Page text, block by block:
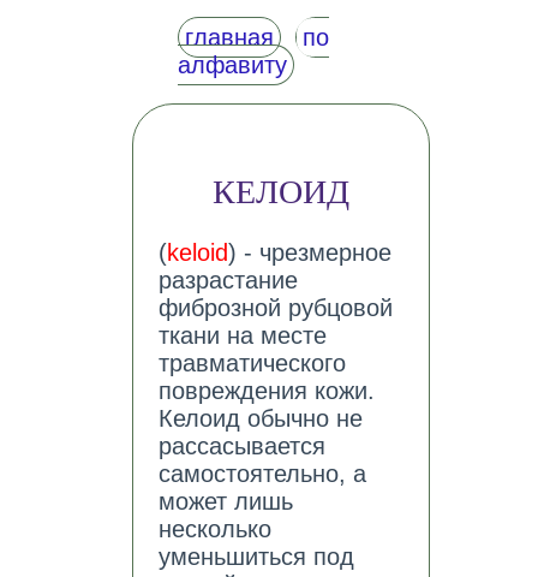
главная
по
алфавиту
КЕЛОИД
(keloid) - чрезмерное
разрастание
фиброзной рубцовой
ткани на месте
травматического
повреждения кожи.
Келоид обычно не
рассасывается
самостоятельно, а
может лишь
несколько
уменьшиться под